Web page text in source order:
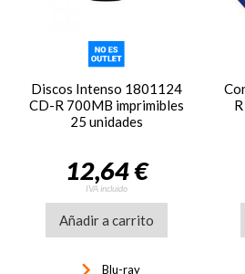
Discos Intenso 1801124
CD-R 700MB imprimibles
25 unidades
12,64 €
IVA incluido
Añadir a carrito
Blu-ray